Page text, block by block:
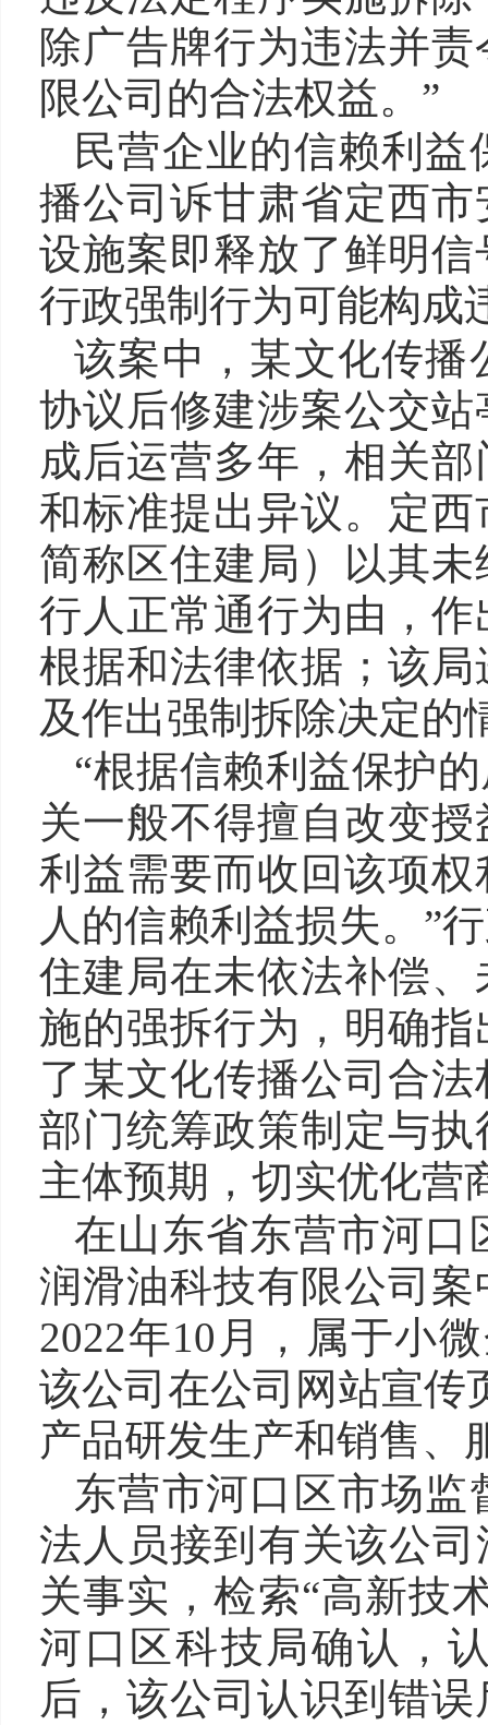
除广告牌行为违法并
限公司的合法权益。”
民营企业的信赖利
播公司诉甘肃省定西
设施案即释放了鲜明
行政强制行为可能构成
该案中，某文化传播
协议后修建涉案公交
成后运营多年，相关
和标准提出异议。定
简称区住建局）以其
行人正常通行为由，
根据和法律依据；该
及作出强制拆除决定的
“根据信赖利益保护
关一般不得擅自改变
利益需要而收回该项
人的信赖利益损失。”
住建局在未依法补偿
施的强拆行为，明确
了某文化传播公司合
部门统筹政策制定与
主体预期，切实优化营
在山东省东营市河口
润滑油科技有限公司
2022年10月，属于小
该公司在公司网站宣传
产品研发生产和销售、
东营市河口区市场
法人员接到有关该公
关事实，检索“高新技
河口区科技局确认，
后，该公司认识到错